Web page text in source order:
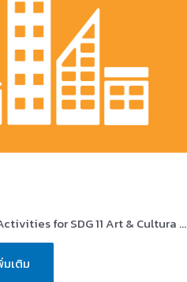
for SDG 11 Art & Cultura …
มเติม